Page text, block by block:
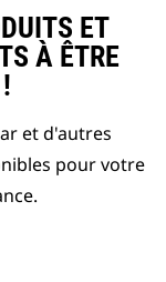
ET
À ÊTRE
et d'autres
pour votre